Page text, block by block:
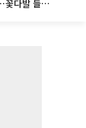
아옳이, 한의사 김형배와 벌써 200일⋯꽃다발 들고 "프러포즈 아냐"